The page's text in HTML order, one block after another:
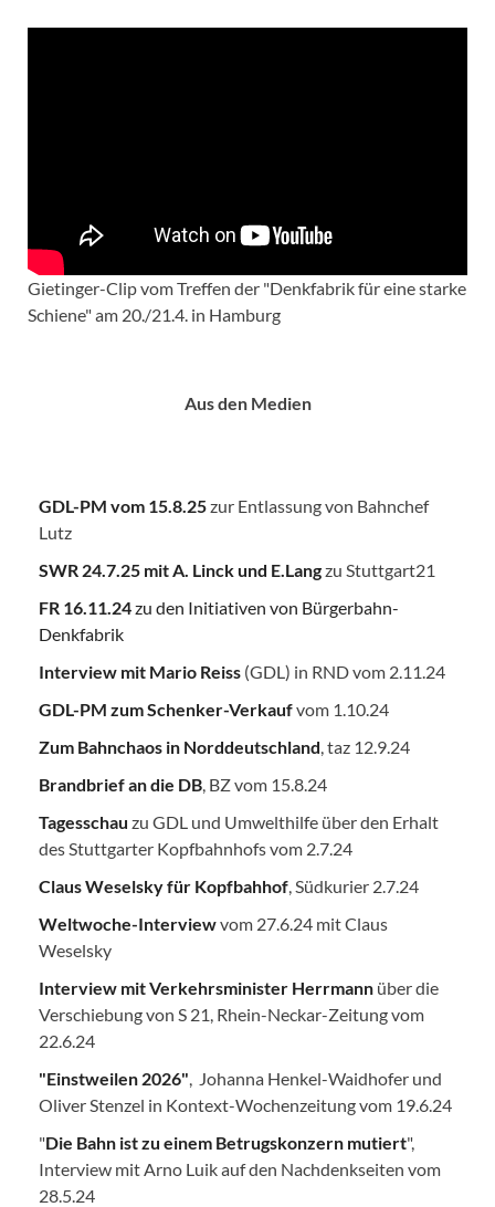
Gietinger-Clip vom Treffen der "Denkfabrik für eine starke
Schiene" am 20./21.4. in Hamburg
Aus den Medien
GDL-PM vom 15.8.25zur Entlassung von Bahnchef
Lutz
SWR 24.7.25 mit A. Linck und E.Langzu Stuttgart21
FR 16.11.24zu den Initiativen von Bürgerbahn-
Denkfabrik
Interview mit Mario Reiss (GDL) in RND vom 2.11.24
GDL-PM zum Schenker-Verkaufvom 1.10.24
Zum Bahnchaos in Norddeutschland , taz 12.9.24
Brandbrief an die DB , BZ vom 15.8.24
Tagesschau zu GDL und Umwelthilfe über den Erhalt
des Stuttgarter Kopfbahnhofs vom 2.7.24
Claus Weselsky für Kopfbahhof , Südkurier 2.7.24
Weltwoche-Interviewvom 27.6.24 mit Claus
Weselsky
Interview mit Verkehrsminister Herrmann über die
Verschiebung von S 21, Rhein-Neckar-Zeitung vom
22.6.24
"Einstweilen 2026" , Johanna Henkel-Waidhofer und
Oliver Stenzel in Kontext-Wochenzeitung vom 19.6.24
"Die Bahn ist zu einem Betrugskonzern mutiert",
Interview mit Arno Luik auf den Nachdenkseiten vom
28.5.24